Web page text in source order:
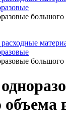
большого
большого